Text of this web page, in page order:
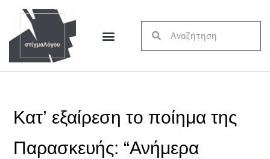
Κατ’ εξαίρεση το ποίημα της
Παρασκευής: “Ανήμερα